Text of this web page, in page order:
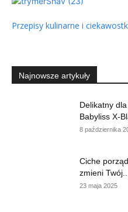
Przepisy kulinarne i
Najnowsze artykuły
Delikatny
Babyliss X-
8 października
Ciche
zmieni Twój...
23 maja 2025